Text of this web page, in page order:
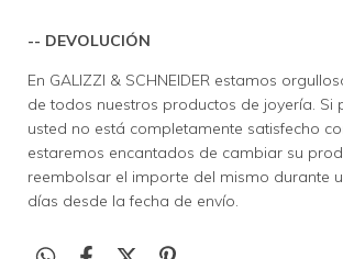
-- DEVOLUCIÓN
En GALIZZI & SCHNEIDER estamos
de todos nuestros productos de joyería. Si
usted no está completamente satisfecho
estaremos encantados de cambiar su
reembolsar el importe del mismo durante
días desde la fecha de envío.